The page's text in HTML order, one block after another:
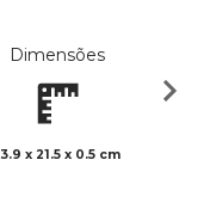
Dimensões
x 21.5 x 0.5 cm